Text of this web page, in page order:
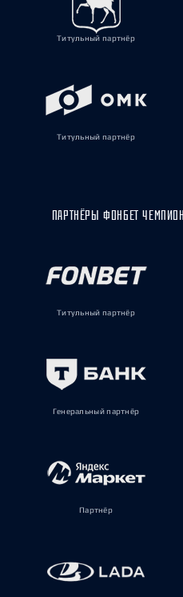
Титульный партнёр
Титульный партнёр
ПАРТНЁРЫ ФОНБЕТ
Титульный партнёр
Генеральный партнёр
Партнёр